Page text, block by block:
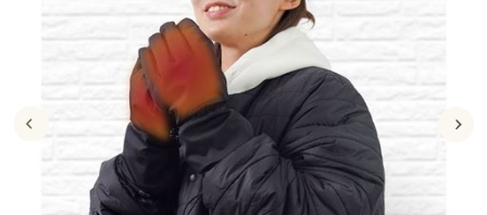
キッチン・雑貨・日用品
家具・収納
寝具・ベッド
カーテン・ラグ・ファブリック
美容・健康通販すべて
美容・健康・サプリメント
制服・スクール
制服・スクールすべて
制服・学生服
大きいサイズ
大きいサイズ通販すべて
バーゲン
カーテン・ラグ・ファブリック
美容・健康・サプリメント
制服・スクールすべて
制服・学生服
ジュニア・ティーンズ下着
大きいサイズ
大きいサイズ通販すべて
大きいサイズ レディース服
大きいサイズ レディース下着
バーゲン
バーゲンセール
シークレットセール
詳細検索
商品カテゴリ一覧